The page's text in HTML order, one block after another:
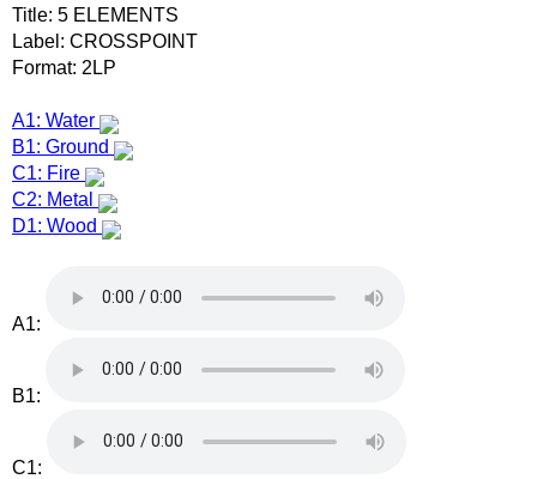
Title: 5 ELEMENTS
Label: CROSSPOINT
Format: 2LP
A1: Water
B1: Ground
C1: Fire
C2: Metal
D1: Wood
A1:
B1:
C1: